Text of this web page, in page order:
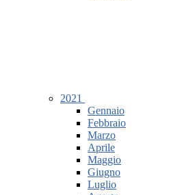
2021
Gennaio
Febbraio
Marzo
Aprile
Maggio
Giugno
Luglio